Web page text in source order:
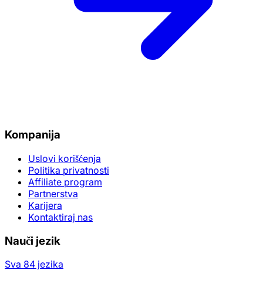
Kompanija
Uslovi korišćenja
Politika privatnosti
Affiliate program
Partnerstva
Karijera
Kontaktiraj nas
Nauči jezik
Sva 84 jezika